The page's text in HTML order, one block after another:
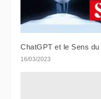
ChatGPT et le Sens
16/03/2023